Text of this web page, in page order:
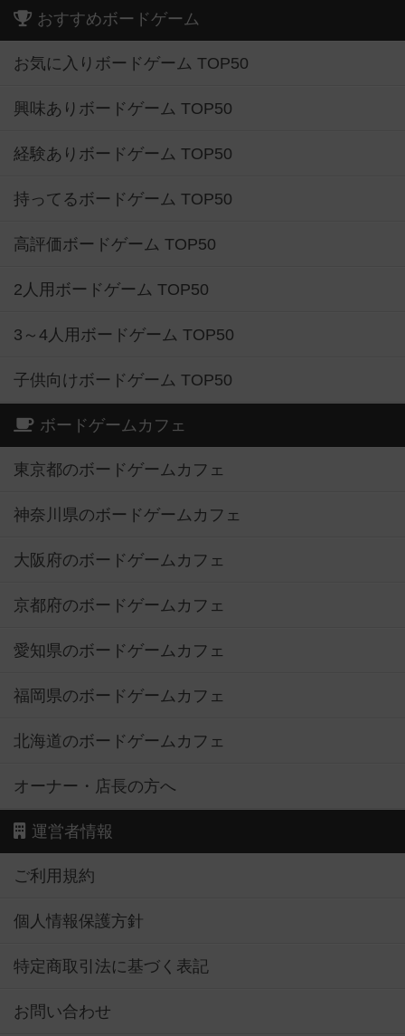
おすすめボードゲーム
お気に入りボードゲーム TOP50
興味ありボードゲーム TOP50
経験ありボードゲーム TOP50
持ってるボードゲーム TOP50
高評価ボードゲーム TOP50
2人用ボードゲーム TOP50
3～4人用ボードゲーム TOP50
子供向けボードゲーム TOP50
ボードゲームカフェ
東京都のボードゲームカフェ
神奈川県のボードゲームカフェ
大阪府のボードゲームカフェ
京都府のボードゲームカフェ
愛知県のボードゲームカフェ
福岡県のボードゲームカフェ
北海道のボードゲームカフェ
オーナー・店長の方へ
運営者情報
ご利用規約
個人情報保護方針
特定商取引法に基づく表記
お問い合わせ